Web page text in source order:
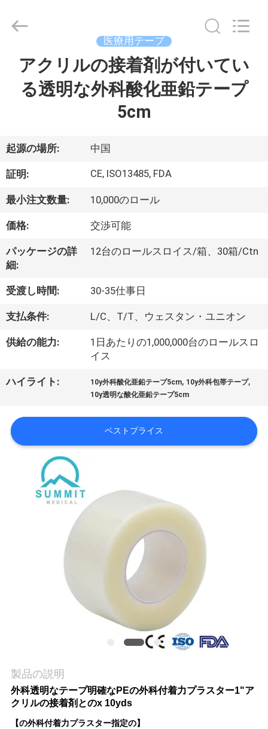
ダ
ク
ト
VR
シ
ョ
ー
私
達
つ
い
管
理
2025
Reserved.
医療用テープ
アクリルの接着剤が付いてい
る透明な外科酸化亜鉛テープ
5cm
起源の場所: 中国
証明: CE, ISO13485, FDA
最小注文数量: 10,000のロール
価格: 交渉可能
パッケージの詳
細:
12台のロールスロイス/箱、30箱/Ctn
受渡し時間: 30-35仕事日
支払条件: L/C、T/T、ウェスタン・ユニオン
供給の能力:
1日あたりの1,000,000台のロールスロ
イス
ハイライト: 10y外科酸化亜鉛テープ5cm, 10y外科包帯テープ,
10y透明な酸化亜鉛テープ5cm
ベストプライス
製品の説明
外科透明なテープ明確なPEの外科付着力プラスター1"ア
クリルの接着剤とのx 10yds
【の外科付着力プラスター指定の】